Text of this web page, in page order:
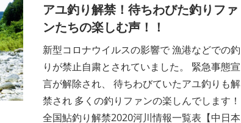
アユ釣り解禁！待ちわびた釣りファ
ンたちの楽しむ声！！
新型コロナウイルスの影響で 漁港などでの釣
りが禁止自粛とされていました。 緊急事態宣
言が解除され、 待ちわびていたアユ釣りも解
禁され 多くの釣りファンの楽しんでします！
全国鮎釣り解禁2020河川情報一覧表【中日本